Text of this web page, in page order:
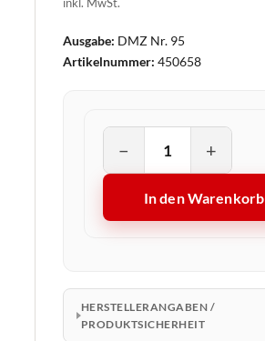
Ausgabe: DMZ Nr. 95
Artikelnummer: 450658
− +
In den Warenkorb
HERSTELLERANGABEN /
PRODUKTSICHERHEIT